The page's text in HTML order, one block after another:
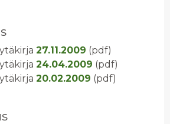
27.11.2009 (pdf)
24.04.2009 (pdf)
20.02.2009 (pdf)